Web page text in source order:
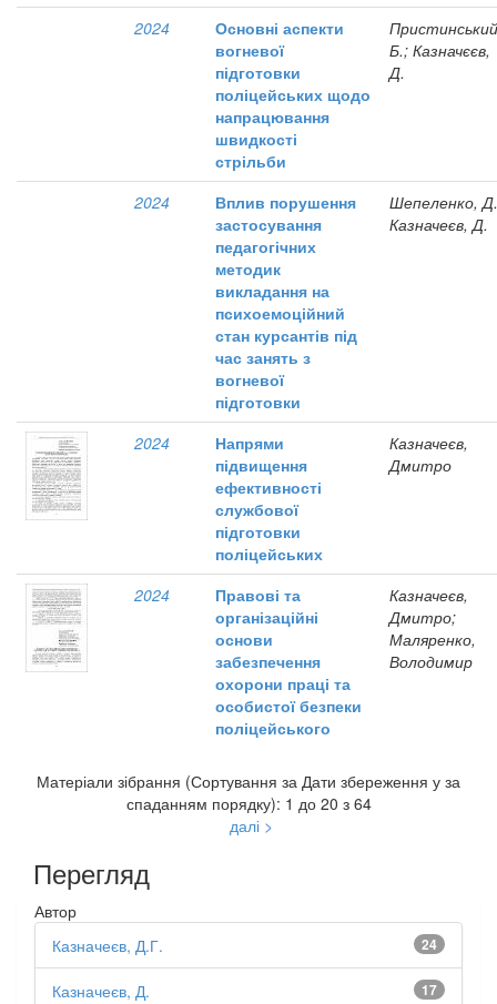
2024
Основні аспекти
вогневої
підготовки
поліцейських щодо
напрацювання
швидкості
стрільби
Б.; Казначєєв,
Д.
2024
Вплив порушення
застосування
педагогічних
методик
викладання на
психоемоційний
стан курсантів під
час занять з
вогневої
підготовки
Шепеленко,
Казначеєв, Д.
2024
Напрями
підвищення
ефективності
службової
підготовки
поліцейських
Казначеєв,
Дмитро
2024
Правові та
організаційні
основи
забезпечення
охорони праці та
особистої безпеки
поліцейського
Казначеєв,
Дмитро;
Маляренко,
Володимир
Матеріали зібрання (Сортування за Дати збереження у за
спаданням порядку): 1 до 20 з 64
далі >
Перегляд
Автор
24
Казначеєв, Д.Г.
17
Казначеєв, Д.